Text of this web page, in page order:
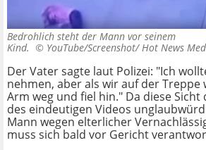
Bedrohlich steht der Mann vor seinem
Kind. © YouTube/Screenshot/ Hot News
Der Vater sagte laut Polizei: "Ich
nehmen, aber als wir auf der Treppe
Arm weg und fiel hin." Da diese
des eindeutigen Videos
Mann wegen elterlicher
muss sich bald vor Gericht